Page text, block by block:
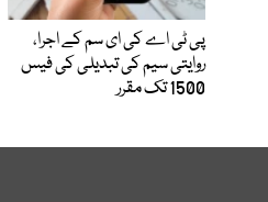
پی ٹی اے کی ای سم کے اجرا،
روایتی سیم کی تبدیلی کی فیس
1500 تک مقرر